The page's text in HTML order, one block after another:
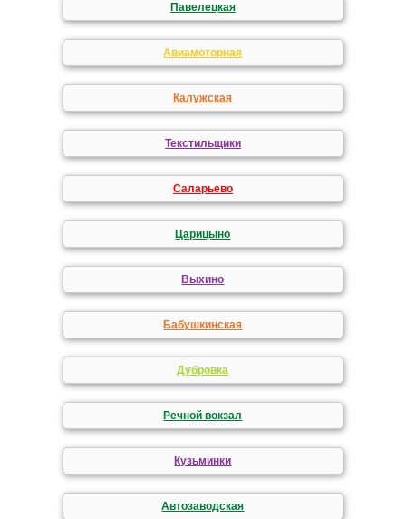
Павелецкая
Авиамоторная
Калужская
Текстильщики
Саларьево
Царицыно
Выхино
Бабушкинская
Дубровка
Речной вокзал
Кузьминки
Автозаводская